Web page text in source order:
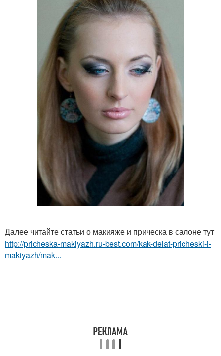
Далее читайте статьи о макияже и прическа в салоне тут
http://pricheska-makiyazh.ru-best.com/kak-delat-pricheski-i-
makiyazh/mak...